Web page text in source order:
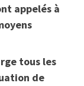
appelés à
tous les
de